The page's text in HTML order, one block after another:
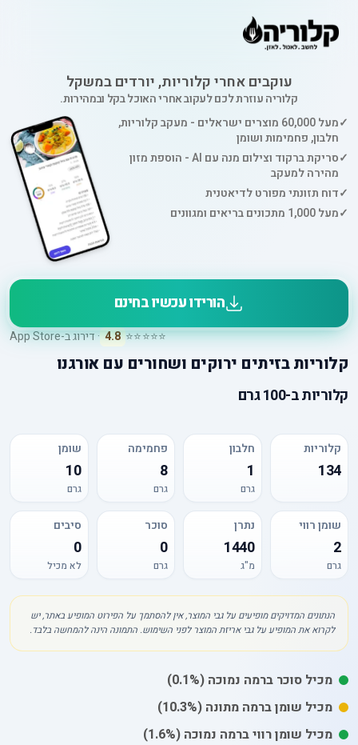
עוקבים אחרי קלוריות, יורדים במשקל
קלוריה עוזרת לכם לעקוב אחרי האוכל בקל ובמהירות.
✓
מעל 60,000 מוצרים ישראלים - מעקב קלוריות,
חלבון, פחמימות ושומן
✓
סריקת ברקוד וצילום מנה עם AI - הוספת מזון
מהירה למעקב
✓דוח תזונתי מפורט לדיאטנית
✓מעל 1,000 מתכונים בריאים ומגוונים
הורידו עכשיו בחינם
⭐⭐⭐⭐⭐
4.8 · דירוג ב-App Store
קלוריותבזיתים ירוקים ושחורים עם אורגנו
קלוריותב-100 גרם
קלוריות
134
חלבון
1
גרם
פחמימה
8
גרם
שומן
10
גרם
שומן רווי
2
גרם
נתרן
1440
מ"ג
סוכר
0
גרם
סיבים
0
לא מכיל
הנתונים המדויקים מופיעים על גבי המוצר, אין להסתמך על הפירוט המופיע באתר, יש
לקרוא את המופיע על גבי אריזת המוצר לפני השימוש. התמונה הינה להמחשה בלבד.
מכיל סוכר ברמה נמוכה (0.1%)
מכיל שומןברמה מתונה (10.3%)
מכיל שומן רוויברמה נמוכה (1.6%)